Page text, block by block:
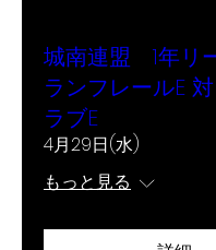
城南連盟 1年
ランフレールE
ラブE
4月29日(水)
もっと見る